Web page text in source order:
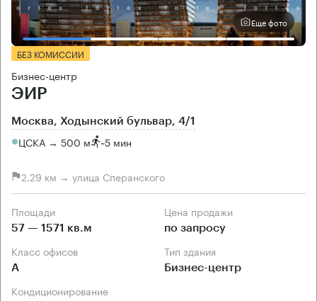
Еще фото
БЕЗ КОМИССИИ
Бизнес-центр
ЭИР
Москва, Ходынский бульвар, 4/1
ЦСКА → 500 м ~5 мин
2.29 км → улица Сперанского
Площади
57 — 1571 кв.м
Цена продажи
по запросу
Класс офисов
А
Тип здания
Бизнес-центр
Кондиционирование